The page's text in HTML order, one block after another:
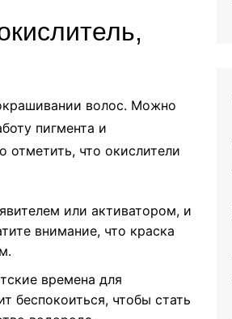
волос. Можно
пигмента и
отметить, что окислители
или активатором, и
внимание, что краска
времена для
беспокоиться, чтобы стать